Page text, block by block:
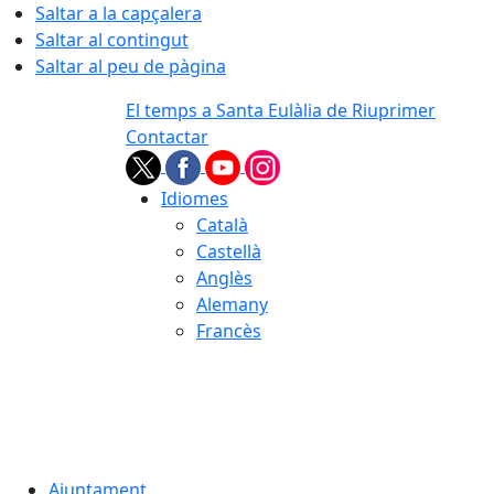
Saltar a la capçalera
Saltar al contingut
Saltar al peu de pàgina
El temps a Santa Eulàlia de Riuprimer
Contactar
Idiomes
Català
Castellà
Anglès
Alemany
Francès